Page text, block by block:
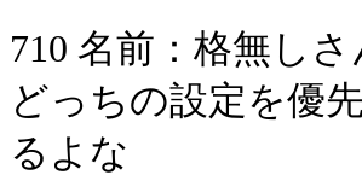
710 名前：格無しさ
どっちの設定を優
るよな